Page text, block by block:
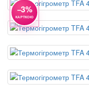
−3%
КАРТКОЮ